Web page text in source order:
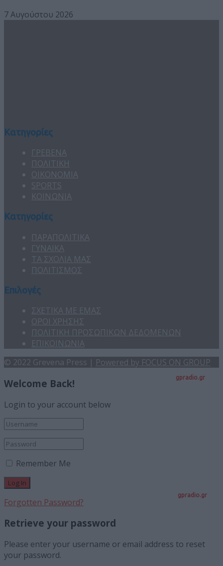
gpradio.gr
7 Αυγούστου 2026
Κατηγορίες
ΓΡΕΒΕΝΑ
ΠΟΛΙΤΙΚΗ
ΟΙΚΟΝΟΜΙΑ
SPORTS
ΚΟΙΝΩΝΙΑ
Κατηγορίες
ΠΑΡΑΠΟΛΙΤΙΚΑ
ΓΥΝΑΙΚΑ
ΤΑ ΣΧΟΛΙΑ ΜΑΣ
ΠΟΛΙΤΙΣΜΟΣ
Επιλογές
ΣΧΕΤΙΚΑ ΜΕ ΕΜΑΣ
ΟΡΟΙ ΧΡΗΣΗΣ
ΠΟΛΙΤΙΚΗ ΠΡΟΣΩΠΙΚΩΝ ΔΕΔΟΜΕΝΩΝ
ΕΠΙΚΟΙΝΩΝΙΑ
© 2022 Grevena Press | Powered by FOCUS ON GROUP
Welcome Back!
Login to your account below
Remember Me
Forgotten Password?
Retrieve your password
Please enter your username or email address to reset
your password.
gpradio.gr